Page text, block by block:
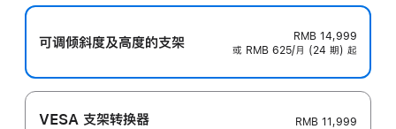
可调倾斜度及高‍度的支‍架
RMB 14,999
或 RMB 625/月 (24 期) 起
VESA 支架转换器
RMB 11,999